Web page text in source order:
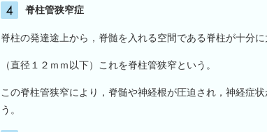
脊柱管狭窄症
脊柱の発達途上から，脊髄を入れる空間である脊柱が十分に
（直径１２ｍｍ以下）これを脊柱管狭窄という。
この脊柱管狭窄により，脊髄や神経根が圧迫され，神経症
う。